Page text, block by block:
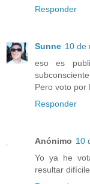
Responder
Sunne 10 de
eso es
Pero voto por
Responder
Anónimo 10
Yo ya he
resultar